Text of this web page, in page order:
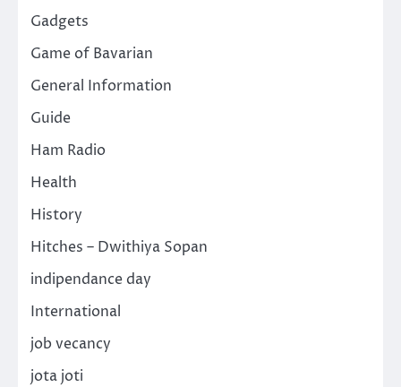
Gadgets
Game of Bavarian
General Information
Guide
Ham Radio
Health
History
Hitches – Dwithiya Sopan
indipendance day
International
job vecancy
jota joti